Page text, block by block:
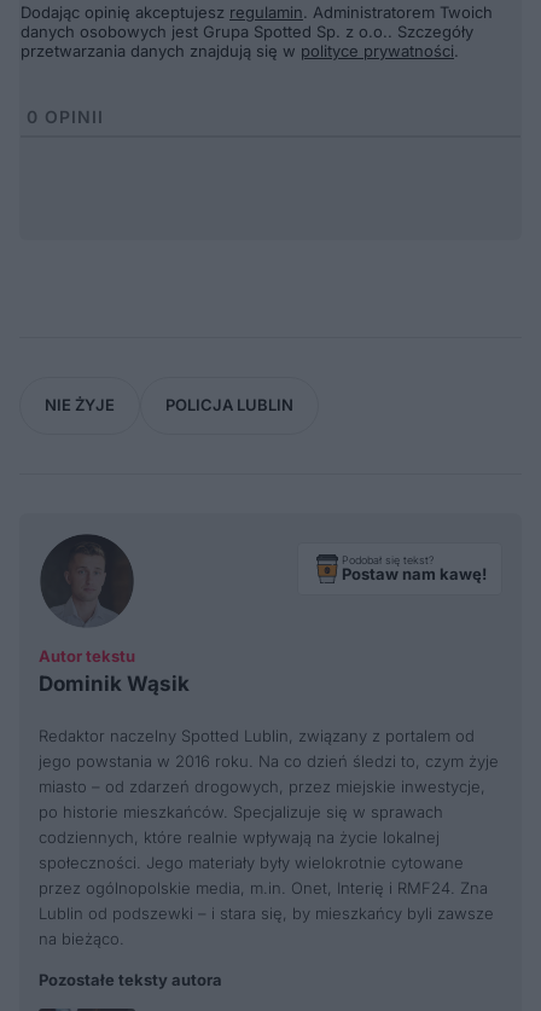
Dodając opinię akceptujesz regulamin. Administratorem Twoich
danych osobowych jest Grupa Spotted Sp. z o.o.. Szczegóły
przetwarzania danych znajdują się w polityce prywatności.
0 OPINII
NIE ŻYJE POLICJA LUBLIN
Autor tekstu
Dominik Wąsik
Podobał się tekst?
Postaw nam kawę!
Redaktor naczelny Spotted Lublin, związany z portalem od
jego powstania w 2016 roku. Na co dzień śledzi to, czym żyje
miasto – od zdarzeń drogowych, przez miejskie inwestycje,
po historie mieszkańców. Specjalizuje się w sprawach
codziennych, które realnie wpływają na życie lokalnej
społeczności. Jego materiały były wielokrotnie cytowane
przez ogólnopolskie media, m.in. Onet, Interię i RMF24. Zna
Lublin od podszewki – i stara się, by mieszkańcy byli zawsze
na bieżąco.
Pozostałe teksty autora